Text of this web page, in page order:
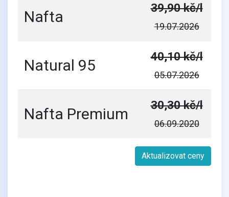
Nafta 39,90 kč/l
19.07.2026
Natural 95 40,10 kč/l
05.07.2026
Nafta Premium 30,30 kč/l
06.09.2020
Aktualizovat ceny